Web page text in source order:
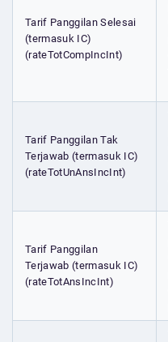
Tarif Panggilan Selesai
(termasuk IC)
(rateTotCompIncInt)
Tarif Panggilan Tak
Terjawab (termasuk IC)
(rateTotUnAnsIncInt)
Tarif Panggilan
Terjawab (termasuk IC)
(rateTotAnsIncInt)